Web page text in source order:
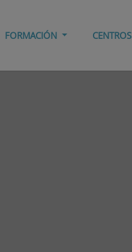
FORMACIÓN CENTROS